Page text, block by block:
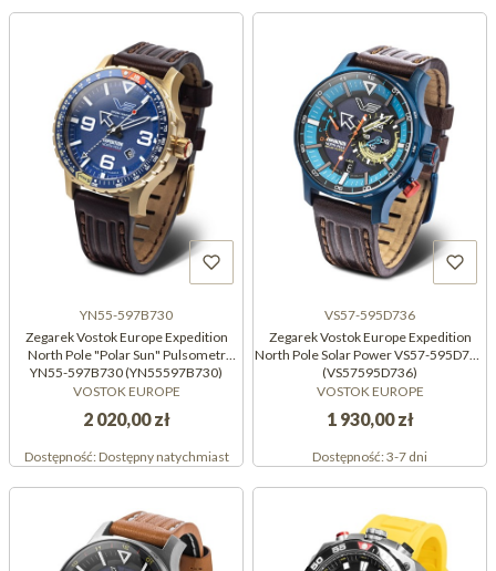
YN55-597B730
Zegarek Vostok Europe Expedition
North Pole "Polar Sun" Pulsometr
YN55-597B730 (YN55597B730)
VOSTOK EUROPE
2 020,00 zł
Dostępność:Dostępny natychmiast
VS57-595D736
Zegarek Vostok Europe Expedition
North Pole Solar Power VS57-595D736
(VS57595D736)
VOSTOK EUROPE
1 930,00 zł
Dostępność:3-7 dni